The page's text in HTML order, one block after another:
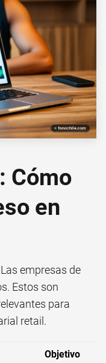
Cómo
en
empresas de
Estos son
para
retail.
Objetivo